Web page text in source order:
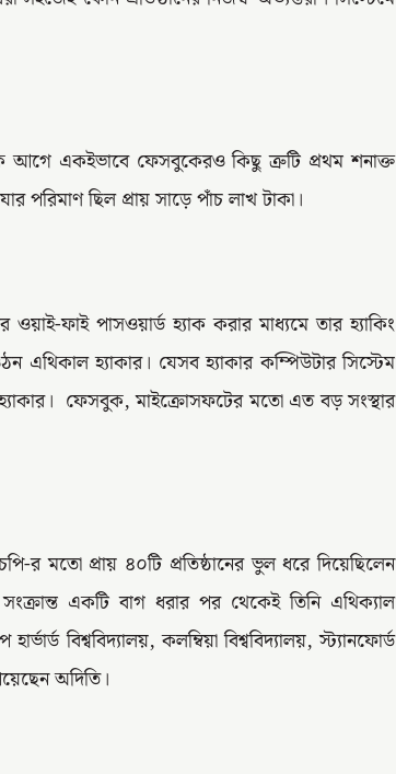
আগে একইভাবে ফেসবুকেরও কিছু ত্রুটি প্রথম শনাক্ত
পরিমাণ ছিল প্রায় সাড়ে পাঁচ লাখ টাকা।
ফাই পাসওয়ার্ড হ্যাক করার মাধ্যমে তার হ্যাকিং
এথিকাল হ্যাকার। যেসব হ্যাকার কম্পিউটার সিস্টেম
ফেসবুক, মাইক্রোসফটের মতো এত বড় সংস্থার
মতো প্রায় ৪০টি প্রতিষ্ঠানের ভুল ধরে দিয়েছিলেন
একটি বাগ ধরার পর থেকেই তিনি এথিক্যাল
বিশ্ববিদ্যালয়, কলম্বিয়া বিশ্ববিদ্যালয়, স্ট্যানফোর্ড
অদিতি।